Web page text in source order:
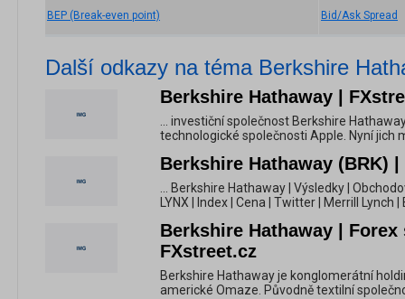
BEP (Break-even point) Bid/Ask Spread
Další odkazy na téma Berkshire
Berkshire Hathaway |
... investiční společnost Berkshire
technologické společnosti Apple. Nyní jich
Berkshire Hathaway (BRK)
... Berkshire Hathaway | Výsledky |
LYNX | Index | Cena | Twitter | Merrill Lynch
Berkshire Hathaway |
FXstreet.cz
Berkshire Hathaway je konglomerátní
americké Omaze. Původně textilní